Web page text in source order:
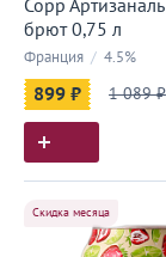
Сорр Артизаналь
брют 0,75 л
Франция / 4.5%
899 ₽ 1 089 ₽
Скидка месяца